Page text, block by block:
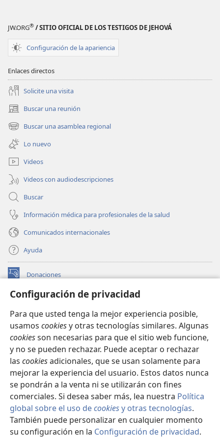
Configuración de privacidad
Para que usted tenga la mejor experiencia posible,
usamos cookiesy otras tecnologías similares. Algunas
cookiesson necesarias para que el sitio web funcione,
y no se pueden rechazar. Puede aceptar o rechazar
las cookiesadicionales, que se usan solamente para
mejorar la experiencia del usuario. Estos datos nunca
se pondrán a la venta ni se utilizarán con fines
comerciales. Si desea saber más, lea nuestra Política
global sobre el uso decookiesy otras tecnologías.
También puede personalizar en cualquier momento
su configuración en la Configuración de privacidad.
dicho
ha
dicho
JW.ORG® / SITIO OFICIAL DE LOS TESTIGOS DE JEHOVÁ
Configuración de la apariencia
Enlaces directos
Solicite una visita
Buscar una reunión
(abre
una
nueva
ventana)
Buscar una asamblea regional
(abre
una
nueva
ventana)
Lo nuevo
Videos
Videos con audiodescripciones
Buscar
Información médica para profesionales de la salud
Comunicados internacionales
Ayuda
Donaciones
(abre
nueva BIBLIOTECA EN LÍNEA Watchtower™
una
nueva
ventana)
JW Hub
(abre
una
nueva
ventana)
JW Library
Watchtower Library
Copyright© 2026 Watch Tower Bible and Tract Society of Pennsylvania.
CONDICIONES DE USO|POLÍTICA DE PRIVACIDAD|
CONFIGURACIÓN DE PRIVACIDAD